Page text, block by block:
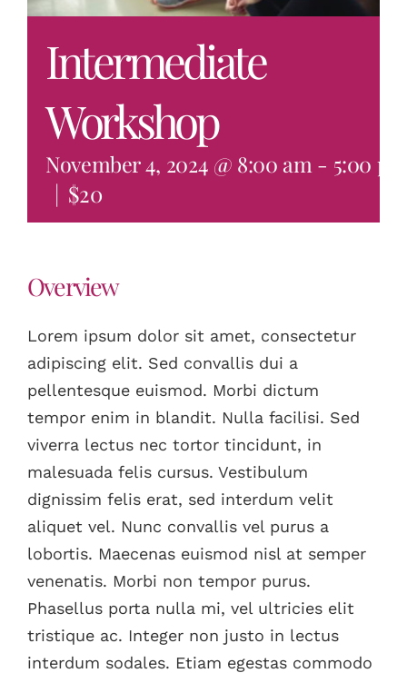
Intermediate
Workshop
November 4, 2024 @ 8:00 am - 5:00
| $20
Overview
Lorem ipsum dolor sit amet, consectetur
adipiscing elit. Sed convallis dui a
pellentesque euismod. Morbi dictum
tempor enim in blandit. Nulla facilisi. Sed
viverra lectus nec tortor tincidunt, in
malesuada felis cursus. Vestibulum
dignissim felis erat, sed interdum velit
aliquet vel. Nunc convallis vel purus a
lobortis. Maecenas euismod nisl at semper
venenatis. Morbi non tempor purus.
Phasellus porta nulla mi, vel ultricies elit
tristique ac. Integer non justo in lectus
interdum sodales. Etiam egestas commodo